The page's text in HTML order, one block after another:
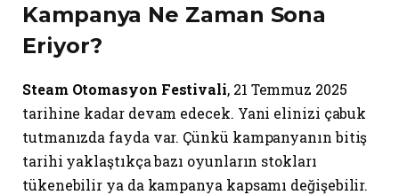
Kampanya Ne Zaman Sona
Eriyor?
Steam Otomasyon Festivali, 21 Temmuz 2025
tarihine kadar devam edecek. Yani elinizi çabuk
tutmanızda fayda var. Çünkü kampanyanın bitiş
tarihi yaklaştıkça bazı oyunların stokları
tükenebilir ya da kampanya kapsamı değişebilir.